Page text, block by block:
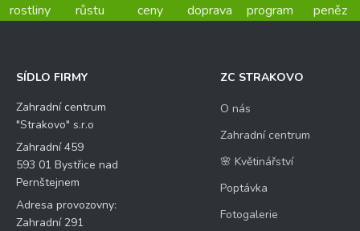
rostliny
růstu
ceny
doprava
program
peněz
SÍDLO FIRMY
Zahradní centrum
"Strakovo" s.r.o
Zahradní 459
593 01 Bystřice nad
Pernštejnem
Adresa provozovny:
Zahradní 291
ZC STRAKOVO
O nás
Zahradní centrum
🌸 Květinářství
Poptávka
Fotogalerie